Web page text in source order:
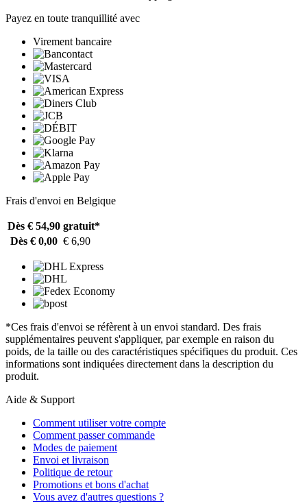
Payez en toute tranquillité avec
Virement bancaire
Frais d'envoi en Belgique
Dès € 54,90 gratuit*
Dès € 0,00 € 6,90
*Ces frais d'envoi se réfèrent à un envoi standard. Des frais
supplémentaires peuvent s'appliquer, par exemple en raison du
poids, de la taille ou des caractéristiques spécifiques du produit. Ces
informations sont indiquées directement dans la description du
produit.
Aide & Support
Comment utiliser votre compte
Comment passer commande
Modes de paiement
Envoi et livraison
Politique de retour
Promotions et bons d'achat
Vous avez d'autres questions ?